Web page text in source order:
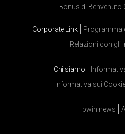
Bonus di Benvenuto
Corporate Link Programma
Relazioni con gli
Chi siamo
Informativa sui Cookie
bwin news